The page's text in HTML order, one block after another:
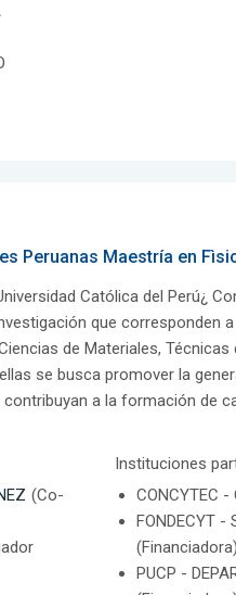
Peruanas Maestría en
Católica del Perú¿
que corresponden
de Materiales,
se busca promover la
a la formación de
(Co-
Instituciones
CONCYTEC
FONDECYT -
(Financiadora)
PUCP -